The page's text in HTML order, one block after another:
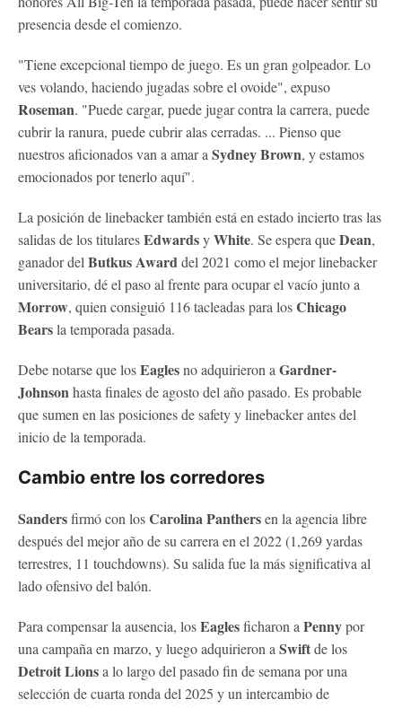
presencia desde el comienzo.
"Tiene excepcional tiempo de juego. Es un gran golpeador. Lo
ves volando, haciendo jugadas sobre el ovoide", expuso
Roseman. "Puede cargar, puede jugar contra la carrera, puede
cubrir la ranura, puede cubrir alas cerradas. ... Pienso que
nuestros aficionados van a amar a Sydney Brown, y estamos
emocionados por tenerlo aquí".
La posición de linebacker también está en estado incierto tras las
salidas de los titularesEdwardsyWhite. Se espera queDean,
ganador del Butkus Awarddel 2021 como el mejor linebacker
universitario, dé el paso al frente para ocupar el vacío junto a
Morrow, quien consiguió 116 tacleadas para losChicago
Bearsla temporada pasada.
Debe notarse que losEaglesno adquirieron a Gardner-
Johnsonhasta finales de agosto del año pasado. Es probable
que sumen en las posiciones de safety y linebacker antes del
inicio de la temporada.
Cambio entre los corredores
Sandersfirmó con losCarolina Panthersen la agencia libre
después del mejor año de su carrera en el 2022 (1,269 yardas
terrestres, 11 touchdowns). Su salida fue la más significativa al
lado ofensivo del balón.
Para compensar la ausencia, losEaglesficharon a Pennypor
una campaña en marzo, y luego adquirieron a Swiftde los
Detroit Lionsa lo largo del pasado fin de semana por una
selección de cuarta ronda del 2025 y un intercambio de